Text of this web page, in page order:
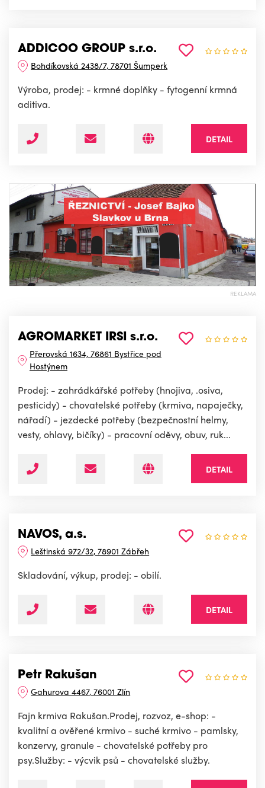
ADDICOO GROUP s.r.o.
Bohdíkovská 2438/7, 78701 Šumperk
Výroba, prodej: - krmné doplňky - fytogenní krmná
aditiva.
DETAIL
REKLAMA
AGROMARKET IRSI s.r.o.
Přerovská 1634, 76861 Bystřice pod
Hostýnem
Prodej: - zahrádkářské potřeby (hnojiva, .osiva,
pesticidy) - chovatelské potřeby (krmiva, napaječky,
nářadí) - jezdecké potřeby (bezpečnostní helmy,
vesty, ohlavy, bičíky) - pracovní oděvy, obuv, ruk...
DETAIL
NAVOS, a.s.
Leštinská 972/32, 78901 Zábřeh
Skladování, výkup, prodej: - obilí.
DETAIL
Petr Rakušan
Gahurova 4467, 76001 Zlín
Fajn krmiva Rakušan.Prodej, rozvoz, e-shop: -
kvalitní a ověřené krmivo - suché krmivo - pamlsky,
konzervy, granule - chovatelské potřeby pro
psy.Služby: - výcvik psů - chovatelské služby.